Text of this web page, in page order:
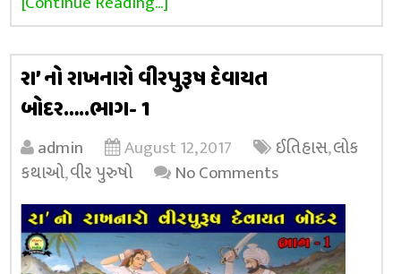
રા’ નો રાખનારો વીરપુરૂષ દેવાયત
બોદર…..ભાગ- 1
admin August 12, 2017 ઈતિહાસ,લોક
કથાઓ,વીર પુરુષો No Comments